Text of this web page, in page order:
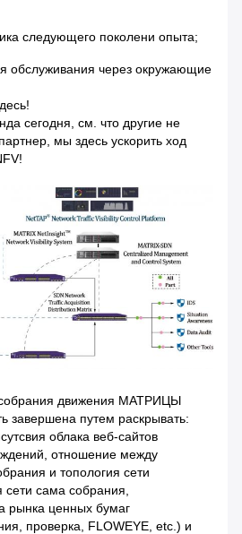
следующего поколени опыта;
обслуживания через окружающие
сегодня, см. что другие не
мы здесь ускорить ход
движения МАТРИЦЫ
завершена путем раскрывать:
облака веб-сайтов
отношение между
и топология сети
сети сама собрания,
рынка ценных бумаг
проверка, FLOWEYE, etc.) и